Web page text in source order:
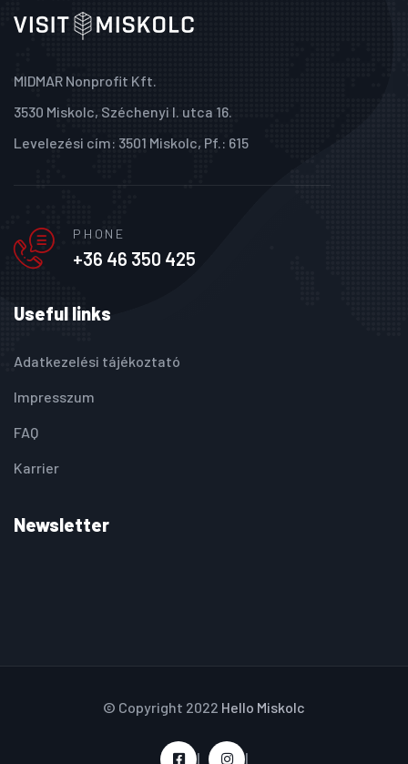
MIDMAR Nonprofit Kft.
3530 Miskolc, Széchenyi I. utca 16.
Levelezési cím: 3501 Miskolc, Pf.: 615
PHONE
+36 46 350 425
Useful links
Adatkezelési tájékoztató
Impresszum
FAQ
Karrier
Newsletter
© Copyright 2022 Hello Miskolc
| |